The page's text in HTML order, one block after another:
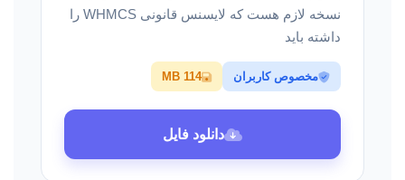
نسخه لازم هست که لایسنس قانونی WHMCS را
داشته باید
مخصوص کاربران 114 MB
دانلود فایل